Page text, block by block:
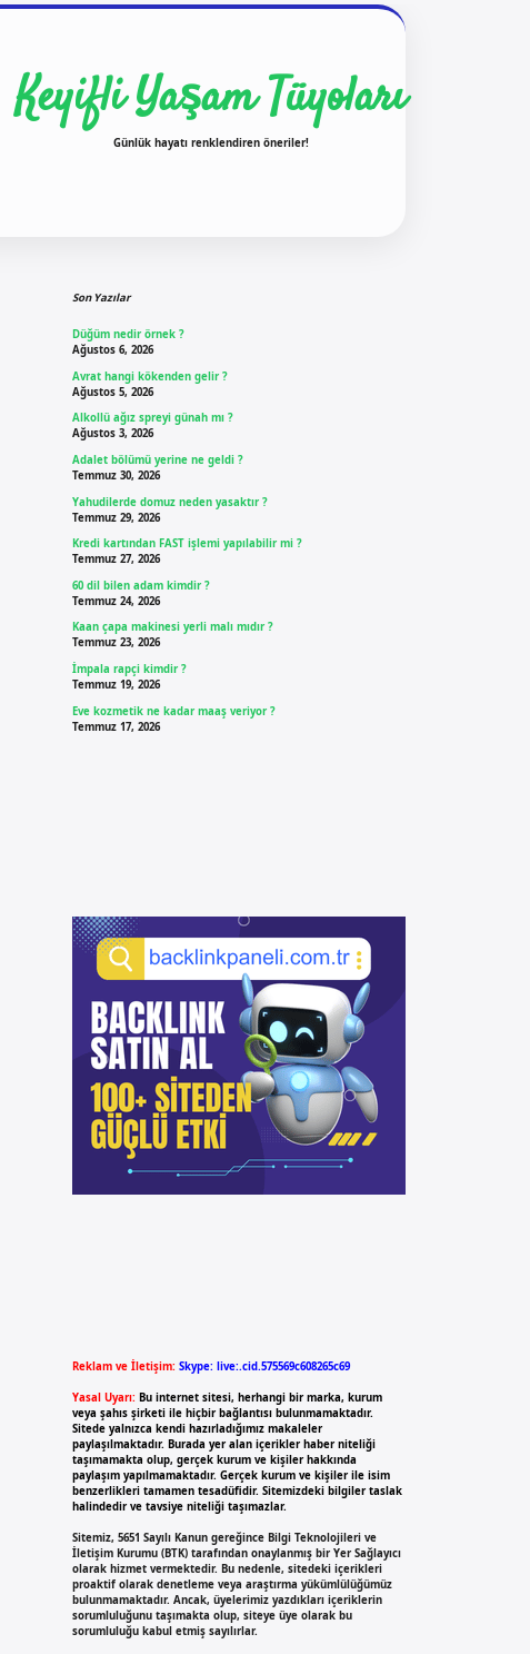
Keyifli Yaşam Tüyoları
Günlük hayatı renklendiren öneriler!
Son Yazılar
Düğüm nedir örnek ?
Ağustos 6, 2026
Avrat hangi kökenden gelir ?
Ağustos 5, 2026
Alkollü ağız spreyi günah mı ?
Ağustos 3, 2026
Adalet bölümü yerine ne geldi ?
Temmuz 30, 2026
Yahudilerde domuz neden yasaktır ?
Temmuz 29, 2026
Kredi kartından FAST işlemi yapılabilir mi ?
Temmuz 27, 2026
60 dil bilen adam kimdir ?
Temmuz 24, 2026
Kaan çapa makinesi yerli malı mıdır ?
Temmuz 23, 2026
İmpala rapçi kimdir ?
Temmuz 19, 2026
Eve kozmetik ne kadar maaş veriyor ?
Temmuz 17, 2026
Reklam ve İletişim: Skype: live:.cid.575569c608265c69
Yasal Uyarı: Bu internet sitesi, herhangi bir marka, kurum
veya şahıs şirketi ile hiçbir bağlantısı bulunmamaktadır.
Sitede yalnızca kendi hazırladığımız makaleler
paylaşılmaktadır. Burada yer alan içerikler haber niteliği
taşımamakta olup, gerçek kurum ve kişiler hakkında
paylaşım yapılmamaktadır. Gerçek kurum ve kişiler ile isim
benzerlikleri tamamen tesadüfidir. Sitemizdeki bilgiler taslak
halindedir ve tavsiye niteliği taşımazlar.
Sitemiz, 5651 Sayılı Kanun gereğince Bilgi Teknolojileri ve
İletişim Kurumu (BTK) tarafından onaylanmış bir Yer Sağlayıcı
olarak hizmet vermektedir. Bu nedenle, sitedeki içerikleri
proaktif olarak denetleme veya araştırma yükümlülüğümüz
bulunmamaktadır. Ancak, üyelerimiz yazdıkları içeriklerin
sorumluluğunu taşımakta olup, siteye üye olarak bu
sorumluluğu kabul etmiş sayılırlar.